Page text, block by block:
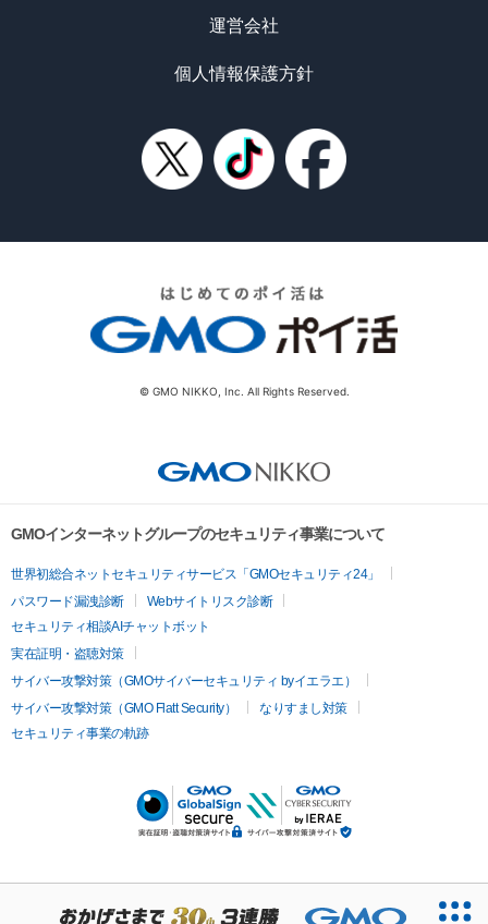
運営会社
個人情報保護方針
© GMO NIKKO, Inc. All Rights Reserved.
GMOインターネットグループのセキュリティ事業について
世界初総合ネットセキュリティサービス「GMOセキュリティ24」
パスワード漏洩診断
Webサイトリスク診断
セキュリティ相談AIチャットボット
実在証明・盗聴対策
サイバー攻撃対策（GMOサイバーセキュリティ byイエラエ）
サイバー攻撃対策（GMO Flatt Security）
なりすまし対策
セキュリティ事業の軌跡